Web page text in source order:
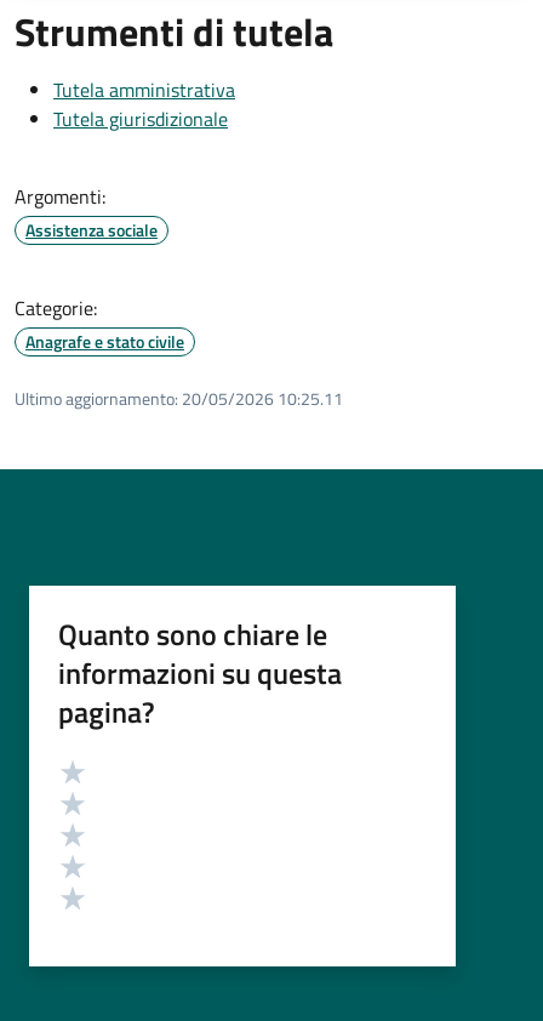
Strumenti di tutela
Tutela amministrativa
Tutela giurisdizionale
Argomenti:
Assistenza sociale
Categorie:
Anagrafe e stato civile
Ultimo aggiornamento: 20/05/2026 10:25.11
Quanto sono chiare le
informazioni su questa
pagina?
Valutazione